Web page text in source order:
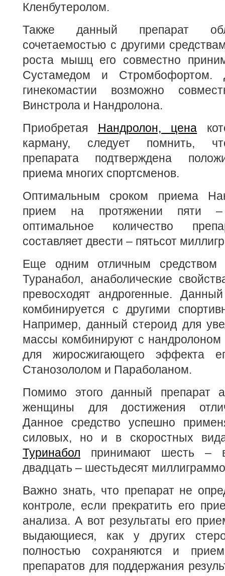
Кленбутеролом.
Также данный препарат
сочетаемостью с другими
роста мышц его совместно
Сустамедом и Стромбофортом.
гинекомастии возможно
Винстрола и Нандролона.
Приобретая Нандролон, цена
карману, следует помнить,
препарата подтверждена
приема многих спортсменов.
Оптимальным сроком приема
прием на протяжении пяти
оптимальное количество
составляет двести – пятьсот
Еще одним отличным средством
Туранабол, анаболические
превосходят андрогенные.
комбинируется с другими
Например, данный стероид для
массы комбинируют с нандролоном
для жиросжигающего эффекта
Станозололом и Параболаном.
Помимо этого данный препарат
женщины для достижения
Данное средство успешно
силовых, но и в скоростных
Туринабол принимают шесть –
двадцать – шестьдесят
Важно знать, что препарат не
контроле, если прекратить его
анализа. А вот результаты его
выдающиеся, как у других
полностью сохраняются и
препаратов для поддержания